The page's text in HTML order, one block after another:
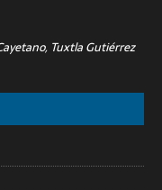
Tuxtla Gutiérrez